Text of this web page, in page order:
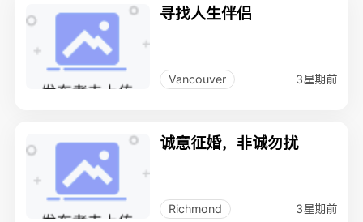
寻找人生伴侣
Vancouver 3星期前
诚意征婚，非诚勿扰
Richmond 3星期前